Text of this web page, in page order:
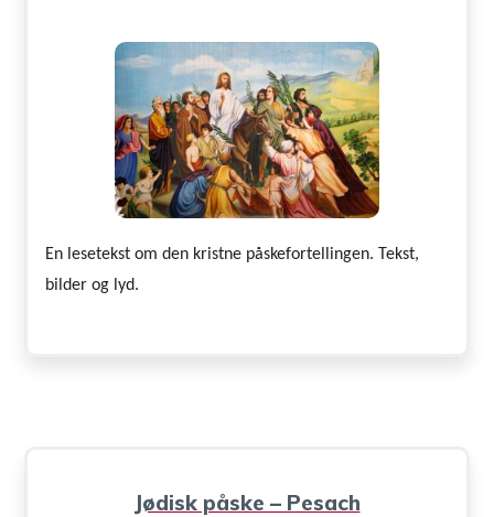
En lesetekst om den kristne påskefortellingen. Tekst,
bilder og lyd.
Jødisk påske – Pesach